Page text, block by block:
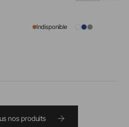
Indisponible
nos produits